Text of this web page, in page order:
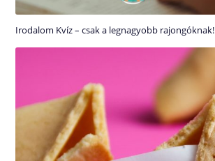
Irodalom Kvíz – csak a legnagyobb rajongóknak!